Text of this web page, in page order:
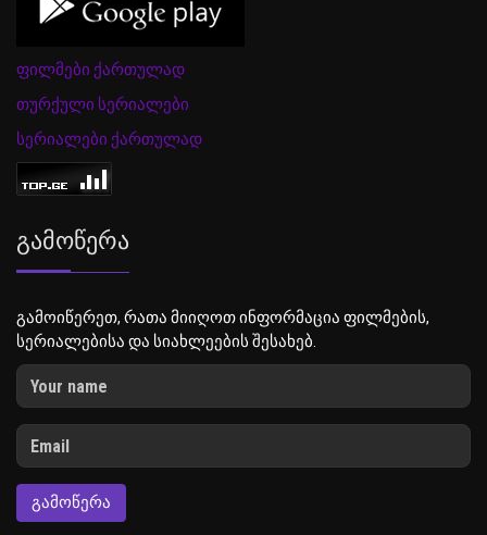
ფილმები ქართულად
თურქული სერიალები
სერიალები ქართულად
Გამოწერა
გამოიწერეთ, რათა მიიღოთ ინფორმაცია ფილმების,
სერიალებისა და სიახლეების შესახებ.
ᲒᲐᲛᲝᲬᲔᲠᲐ